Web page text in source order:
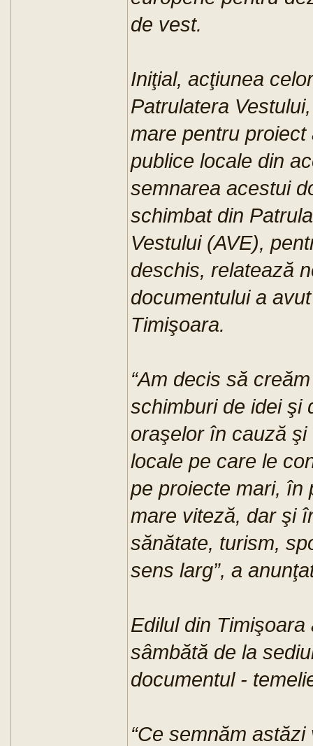
de vest.
Iniţial, acţiunea
Patrulatera
mare pentru
publice locale din
semnarea acestui
schimbat din
Vestului (AVE),
deschis, relatează
documentului a
Timişoara.
“Am decis să
schimburi de idei şi
oraşelor în cauză
locale pe care le
pe proiecte mari, în
mare viteză, dar şi
sănătate, turism,
sens larg”, a
Edilul din
sâmbătă de la
documentul -
“Ce semnăm